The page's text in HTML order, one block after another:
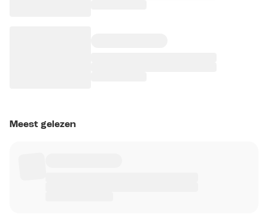
Meest gelezen